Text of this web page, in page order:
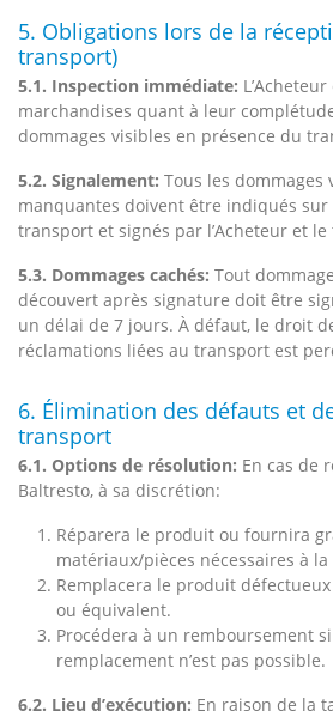
5. Obligations lors de la
transport)
5.1. Inspection immédiate:
marchandises quant à leur
dommages visibles en présence du
5.2. Signalement: Tous les dommages
manquantes doivent être indiqués
transport et signés par l’Acheteur et
5.3. Dommages cachés: Tout
découvert après signature doit être
un délai de 7 jours. À défaut, le droit
réclamations liées au transport est
6. Élimination des défauts et
transport
6.1. Options de résolution: En cas de
Baltresto, à sa discrétion:
Réparera le produit ou fournira
matériaux/pièces nécessaires à
Remplacera le produit
ou équivalent.
Procédera à un remboursement
remplacement n’est pas possible.
6.2. Lieu d’exécution: En raison de la